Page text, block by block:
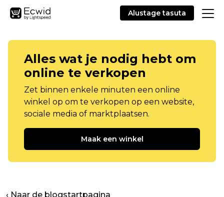
Alustage tasuta
Alles wat je nodig hebt om
online te verkopen
Zet binnen enkele minuten een online
winkel op om te verkopen op een website,
sociale media of marktplaatsen.
Maak een winkel
‹ Naar de blogstartpagina